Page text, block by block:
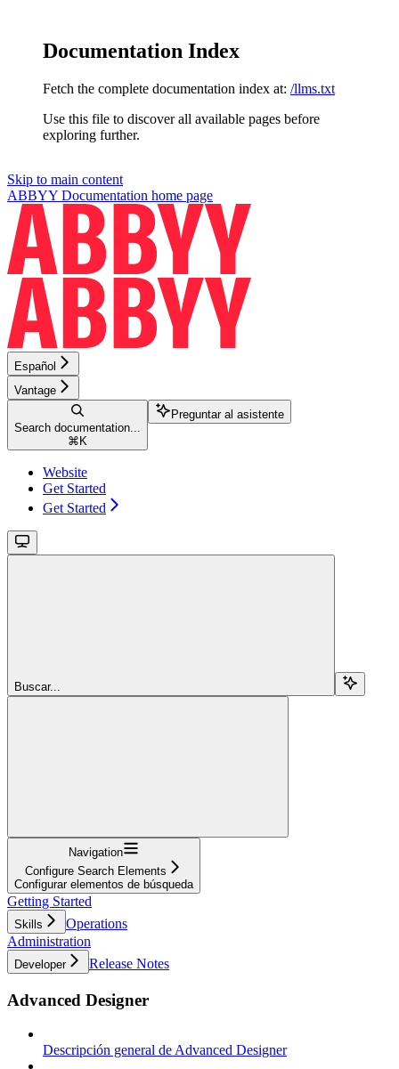
Documentation Index
Fetch the complete documentation index at: /llms.txt
Use this file to discover all available pages before
exploring further.
Skip to main content
ABBYY Documentation home page
Español
Vantage
Search documentation...
⌘ K
Preguntar al asistente
Website
Get Started
Get Started
Buscar...
Navigation
Configure Search Elements
Configurar elementos de búsqueda
Getting Started
Skills
Operations
Administration
Developer Release Notes
Advanced Designer
Descripción general de Advanced Designer